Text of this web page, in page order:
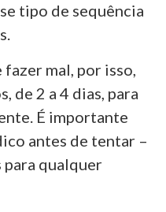
tipo de sequência
fazer mal, por isso,
de 2 a 4 dias, para
É importante
antes de tentar –
para qualquer